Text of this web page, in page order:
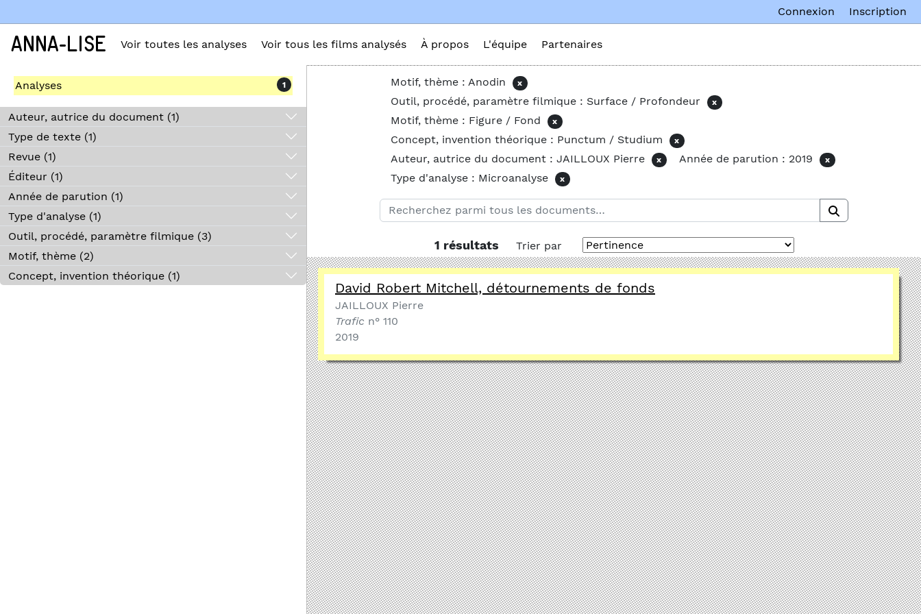
ANNA-LISE Voir toutes les analyses Voir tous les films analysés À propos L'équipe Partenaires
Connexion Inscription
Analyses 1
Auteur, autrice du document (1)
Type de texte (1)
Revue (1)
Éditeur (1)
Année de parution (1)
Type d'analyse (1)
Outil, procédé, paramètre filmique (3)
Motif, thème (2)
Concept, invention théorique (1)
Motif, thème : Anodin x
Outil, procédé, paramètre filmique : Surface / Profondeur x
Motif, thème : Figure / Fond x
Concept, invention théorique : Punctum / Studium x
Auteur, autrice du document : JAILLOUX Pierre x Année de parution : 2019 x
Type d'analyse : Microanalyse x
1 résultats Trier par
David Robert Mitchell, détournements de fonds
JAILLOUX Pierre
Trafic n° 110
2019